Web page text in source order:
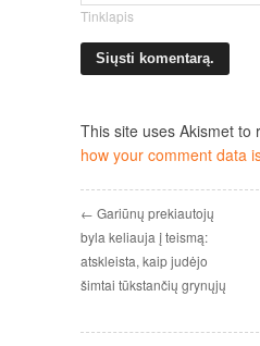
Tinklapis
This site uses Akismet to
how your comment data
← Gariūnų prekiautojų
byla keliauja į teismą:
atskleista, kaip judėjo
šimtai tūkstančių grynųjų